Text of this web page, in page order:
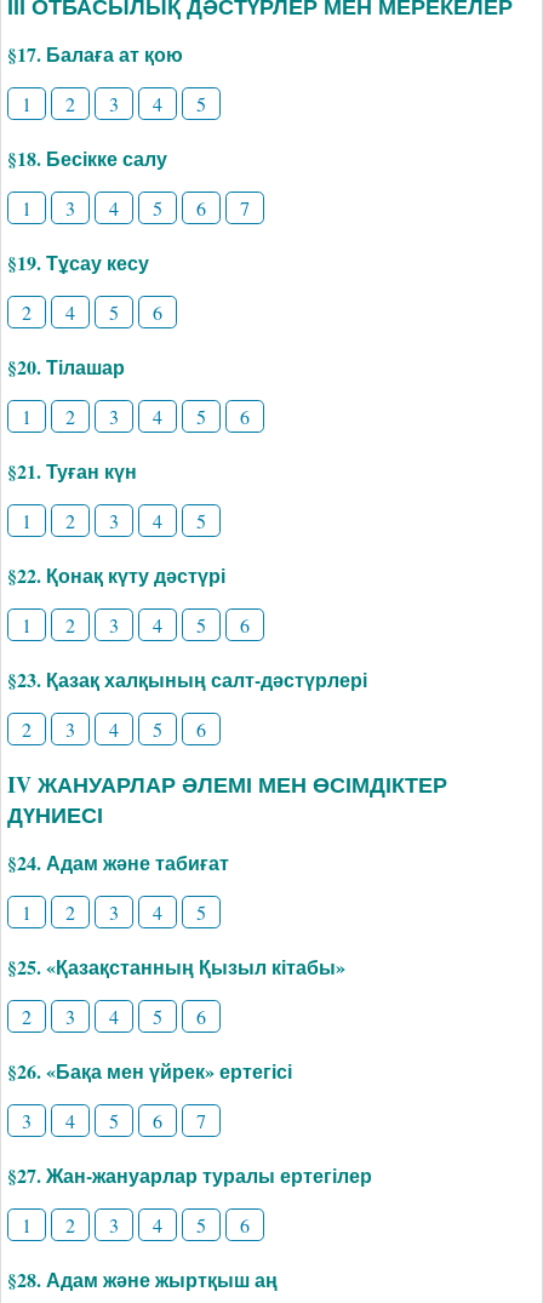
§17. Балаға ат қою
1 2 3 4 5
§18. Бесікке салу
1 3 4 5 6 7
§19. Тұсау кесу
2 4 5 6
§20. Тілашар
1 2 3 4 5 6
§21. Туған күн
1 2 3 4 5
§22. Қонақ күту дәстүрі
1 2 3 4 5 6
§23. Қазақ халқының салт-дәстүрлері
2 3 4 5 6
IV ЖАНУАРЛАР ӘЛЕМІ МЕН ӨСІМДІКТЕР
ДҮНИЕСІ
§24. Адам және табиғат
1 2 3 4 5
§25. «Қазақстанның Қызыл кітабы»
2 3 4 5 6
§26. «Бақа мен үйрек» ертегісі
3 4 5 6 7
§27. Жан-жануарлар туралы ертегілер
1 2 3 4 5 6
§28. Адам және жыртқыш аң